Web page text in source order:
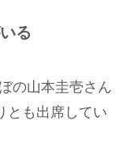
る
の山本圭壱さん
とも出席してい